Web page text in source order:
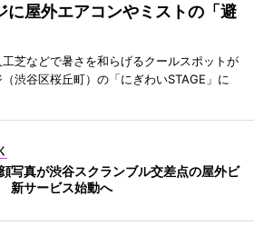
に屋外エアコンやミストの「避
芝などで暑さを和らげるクールスポットが
渋谷区桜丘町）の「にぎわいSTAGE」に
写真が渋谷スクランブル交差点の屋外ビ
新サービス始動へ